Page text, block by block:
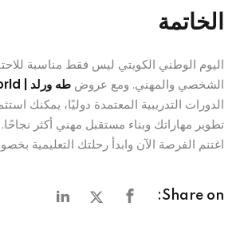
الخاتمة
اليوم الوطني الكويتي ليس فقط مناسبة
الشخصي والمهني. ومع عروض طه ورلد | TahaWorld
الدورات التدريبية المعتمدة دوليًا، يمكنك
تطوير مهاراتك وبناء مستقبل مهني أكثر نجاحًا.
اغتنم الفرصة الآن وابدأ رحلتك التعليمية
Share on: